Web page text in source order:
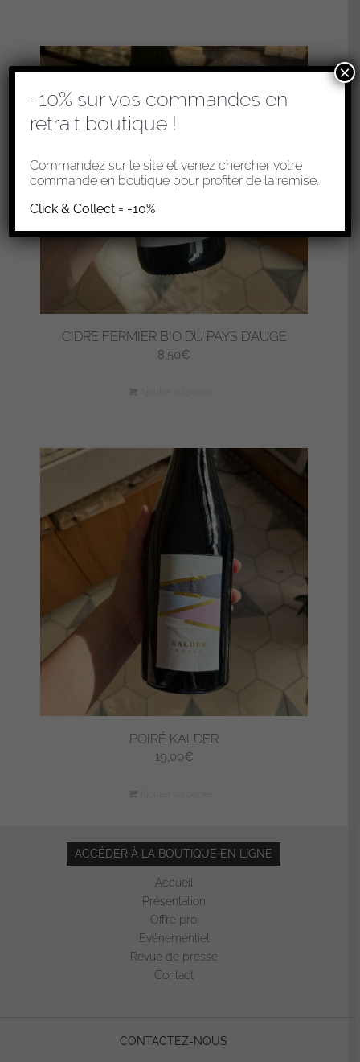
CIDRE FERMIER BIO DU PAYS D’AUGE
8,50€
POIRÉ KALDER
19,00€
ACCÉDER À LA BOUTIQUE EN LIGNE
Accueil
Présentation
Offre pro
Evénementiel
Revue de presse
Contact
CONTACTEZ-NOUS
-10% sur vos commandes en
retrait boutique !
Commandez sur le site et venez chercher votre
commande en boutique pour profiter de la remise.
Click & Collect = -10%
×